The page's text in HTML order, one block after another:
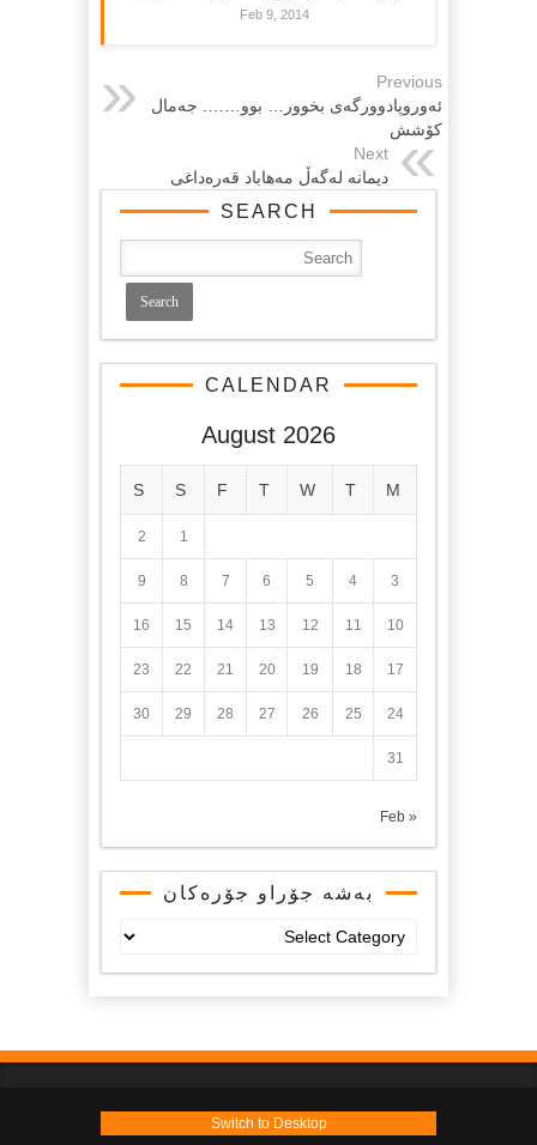
Feb 9, 2014
Previous
ئه‌وروپادوورگه‌ی بخوور… بوو……. جه‌مال
کۆشش
Next
دیمانه‌ له‌گه‌ڵ مه‌هاباد قه‌ره‌داغی
SEARCH
CALENDAR
August 2026
M
T
W
T
F
S
S
1
2
3
4
5
6
7
8
9
10
11
12
13
14
15
16
17
18
19
20
21
22
23
24
25
26
27
28
29
30
31
« Feb
بەشە جۆراو جۆرەکان
جۆرەکان
Switch to Desktop